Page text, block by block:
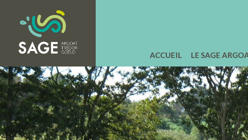
ACCUEIL LE SAGE